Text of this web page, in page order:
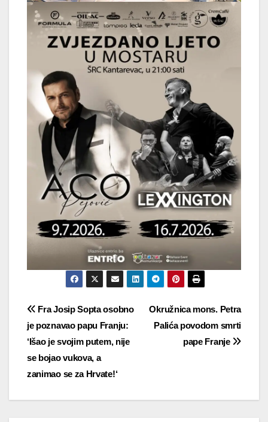
Navigacija
objava
Okružnica mons. Petra
Palića povodom smrti
pape Franje
Fra Josip Sopta osobno
je poznavao papu Franju:
‘Išao je svojim putem, nije
se bojao vukova, a
zanimao se za Hrvate!‘